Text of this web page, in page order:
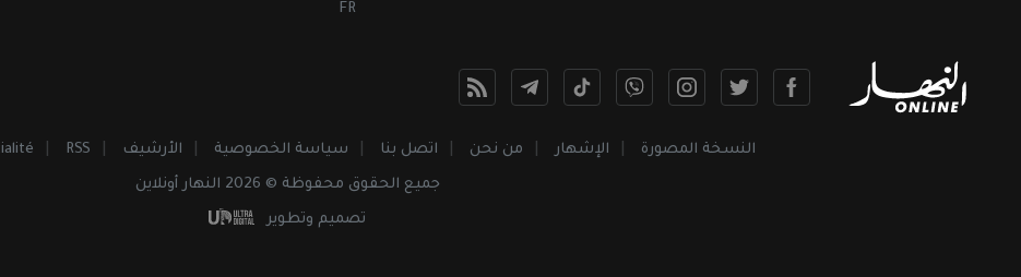
FR
النسخة المصورة الإشهار من نحن اتصل بنا سياسة الخصوصية الأرشيف RSS
جميع الحقوق محفوظة © 2026 النهار أونلاين
تصميم وتطوير